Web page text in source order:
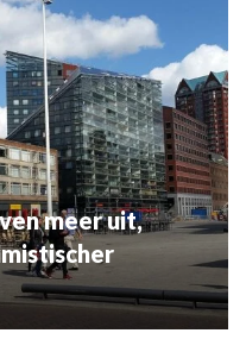
meer uit,